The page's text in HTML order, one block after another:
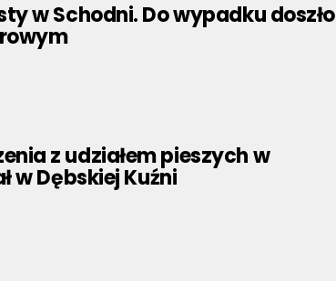
w Schodni. Do wypadku doszło
z udziałem pieszych w
w Dębskiej Kuźni